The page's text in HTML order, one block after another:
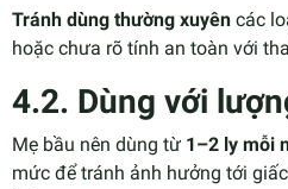
Tránh dùng thường xuyên các
hoặc chưa rõ tính an toàn với
4.2. Dùng với
Mẹ bầu nên dùng từ 1–2 ly mỗi
mức để tránh ảnh hưởng tới